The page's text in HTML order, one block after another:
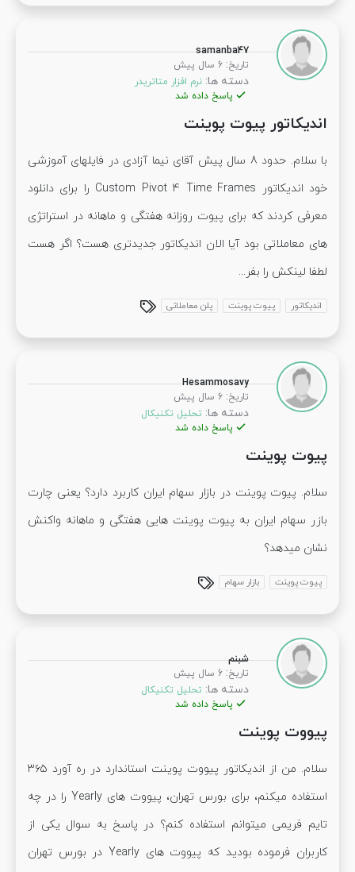
samanba47
تاریخ: 6 سال پیش
دسته ها: نرم افزار متاتریدر
پاسخ داده شد
اندیکاتور پیوت پوینت
با سلام. حدود 8 سال پیش آقای نیما آزادی در فایلهای آموزشی
خود اندیکاتور Custom Pivot 4 Time Frames را برای دانلود
معرفی کردند که برای پیوت روزانه هفتگی و ماهانه در استراتژی
های معاملاتی بود آیا الان اندیکاتور جدیدتری هست؟ اگر هست
لطفا لینکش را بفر...
اندیکاتور پیوت پوینت پلن معاملاتی
Hesammosavy
تاریخ: 6 سال پیش
دسته ها: تحلیل تکنیکال
پاسخ داده شد
پیوت پوینت
سلام. پیوت پوینت در بازار سهام ایران کاربرد دارد؟ یعنی چارت
بازر سهام ایران به پیوت پوینت هایی هفتگی و ماهانه واکنش
نشان میدهد؟
پیوت پوینت بازار سهام
شبنم
تاریخ: 6 سال پیش
دسته ها: تحلیل تکنیکال
پاسخ داده شد
پیووت پوینت
سلام. من از اندیکاتور پیووت پوینت استاندارد در ره آورد ۳۶۵
استفاده میکنم، برای بورس تهران، پیووت های Yearly را در چه
تایم فریمی میتوانم استفاده کنم؟ در پاسخ به سوال یکی از
کاربران فرموده بودید که پیووت های Yearly در بورس تهران